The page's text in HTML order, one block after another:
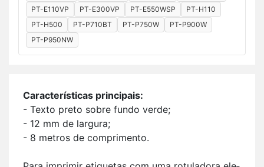
PT-E110VP
PT-E300VP PT-E550WSP
PT-H110
PT-H500
PT-P710BT PT-P750W
PT-P900W
PT-P950NW
Ca­rac­te­rís­ticas prin­ci­pais:
- Texto preto sobre fundo verde;
- 12 mm de lar­gura;
- 8 me­tros de com­pri­mento.